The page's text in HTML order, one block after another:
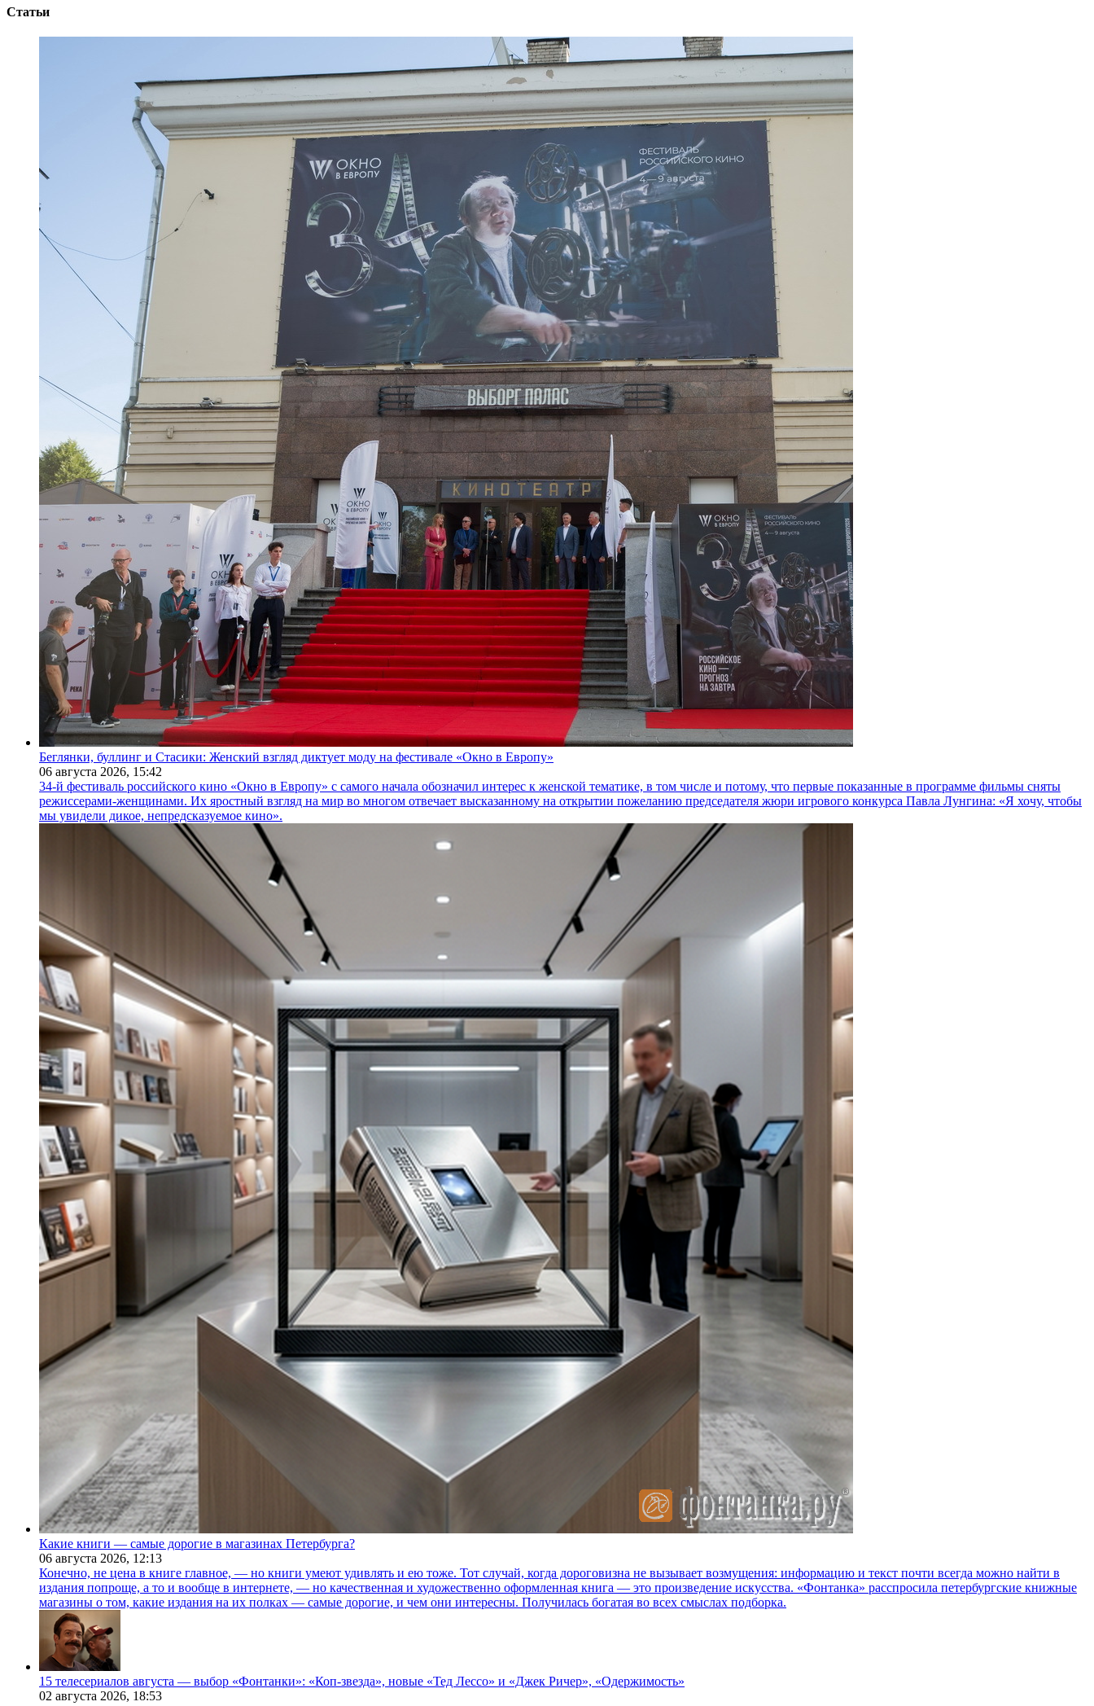
Статьи
Беглянки, буллинг и Стасики: Женский взгляд диктует моду на фестивале «Окно в Европу»
06 августа 2026, 15:42
34-й фестиваль российского кино «Окно в Европу» с самого начала обозначил интерес к женской тематике, в том числе и потому, что первые показанные в программе фильмы сняты
режиссерами-женщинами. Их яростный взгляд на мир во многом отвечает высказанному на открытии пожеланию председателя жюри игрового конкурса Павла Лунгина: «Я хочу, чтобы
мы увидели дикое, непредсказуемое кино».
Какие книги — самые дорогие в магазинах Петербурга?
06 августа 2026, 12:13
Конечно, не цена в книге главное, — но книги умеют удивлять и ею тоже. Тот случай, когда дороговизна не вызывает возмущения: информацию и текст почти всегда можно найти в
издания попроще, а то и вообще в интернете, — но качественная и художественно оформленная книга — это произведение искусства. «Фонтанка» расспросила петербургские книжные
магазины о том, какие издания на их полках — самые дорогие, и чем они интересны. Получилась богатая во всех смыслах подборка.
15 телесериалов августа — выбор «Фонтанки»: «Коп-звезда», новые «Тед Лессо» и «Джек Ричер», «Одержимость»
02 августа 2026, 18:53